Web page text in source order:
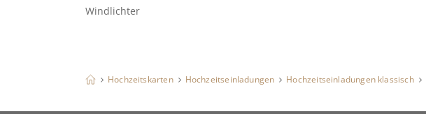
Windlichter
Hochzeitskarten Hochzeitseinladungen Hochzeitseinladungen klassisch